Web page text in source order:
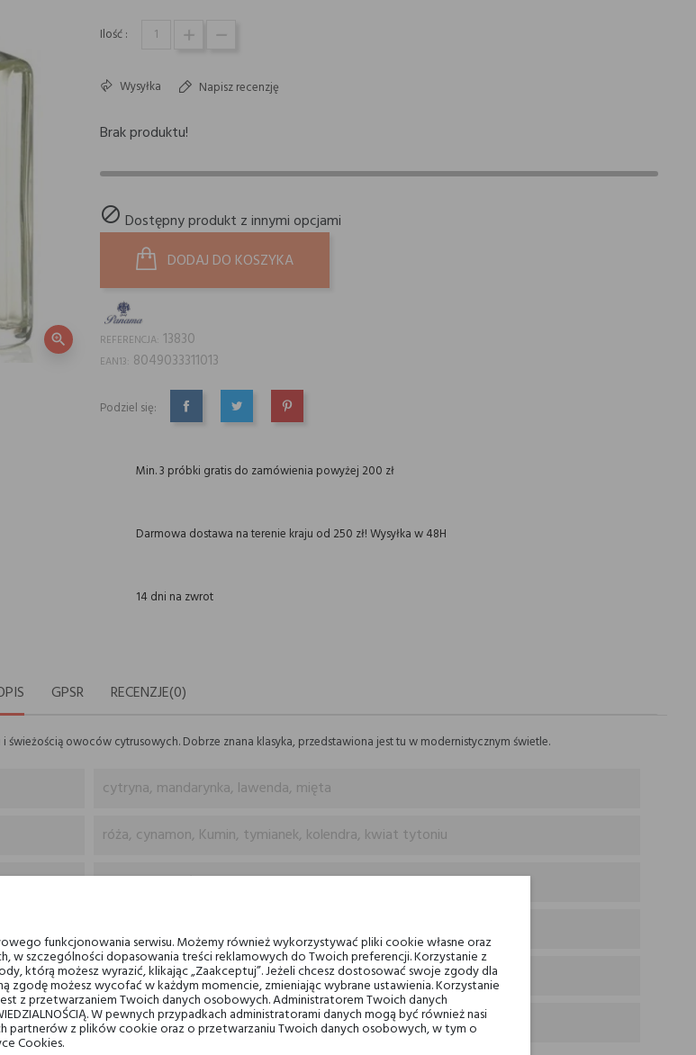
zoom_in
Ilość :
Wysyłka Napisz recenzję
Brak produktu!
 Dostępny produkt z innymi opcjami
DODAJ DO KOSZYKA
REFERENCJA: 13830
EAN13: 8049033311013
Podziel się:
UDOSTĘPNIJTWEETUJPINTEREST
Min. 3 próbki gratis do zamówienia powyżej 200 zł
Darmowa dostawa na terenie kraju od 250 zł! Wysyłka w 48H
14 dni na zwrot
GPSR RECENZJE(0)
owoców cytrusowych. Dobrze znana klasyka, przedstawiona jest tu w modernistycznym świetle.
cytryna, mandarynka, lawenda, mięta
róża, cynamon, Kumin, tymianek, kolendra, kwiat tytoniu
drzewo sandałowe, wanilia
wody toaletowe
dla niego
funkcjonowania serwisu. Możemy również wykorzystywać pliki cookie własne oraz
w szczególności dopasowania treści reklamowych do Twoich preferencji. Korzystanie z
którą możesz wyrazić, klikając „Zaakceptuj”. Jeżeli chcesz dostosować swoje zgody dla
zgodę możesz wycofać w każdym momencie, zmieniając wybrane ustawienia. Korzystanie
z przetwarzaniem Twoich danych osobowych. Administratorem Twoich danych
W pewnych przypadkach administratorami danych mogą być również nasi
partnerów z plików cookie oraz o przetwarzaniu Twoich danych osobowych, w tym o
Cookies.